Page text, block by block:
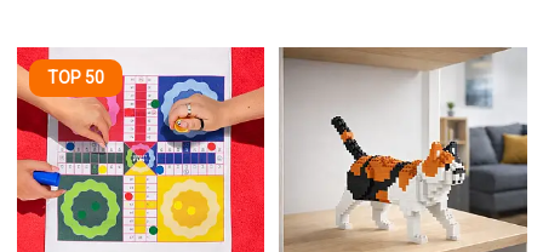
TOP 50